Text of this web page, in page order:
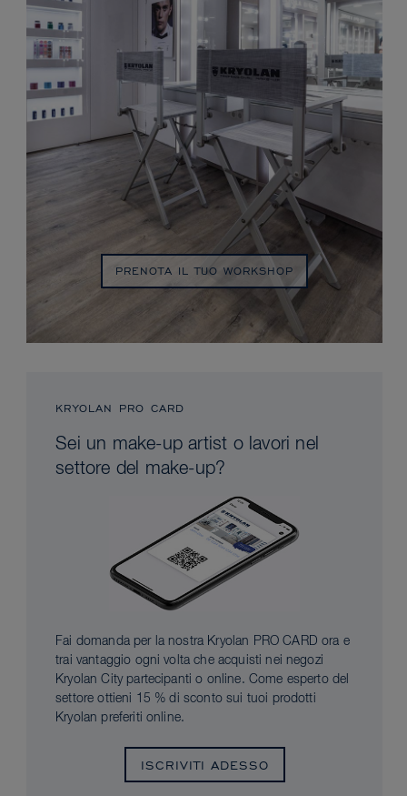
PRENOTA IL TUO WORKSHOP
KRYOLAN PRO CARD
Sei un make-up artist o lavori nel
settore del make-up?
Fai domanda per la nostra Kryolan PRO CARD ora e
trai vantaggio ogni volta che acquisti nei negozi
Kryolan City partecipanti o online. Come esperto del
settore ottieni 15 % di sconto sui tuoi prodotti
Kryolan preferiti online.
ISCRIVITI ADESSO